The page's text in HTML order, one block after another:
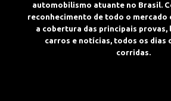
automobilismo atuante no Brasil.
reconhecimento de todo o mercado
a cobertura das principais provas,
carros e notícias, todos os dias
corridas.